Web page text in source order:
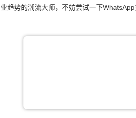
趋势的潮流大师，不妨尝试一下